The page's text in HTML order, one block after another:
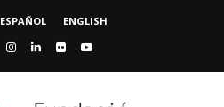
ESPAÑOL ENGLISH